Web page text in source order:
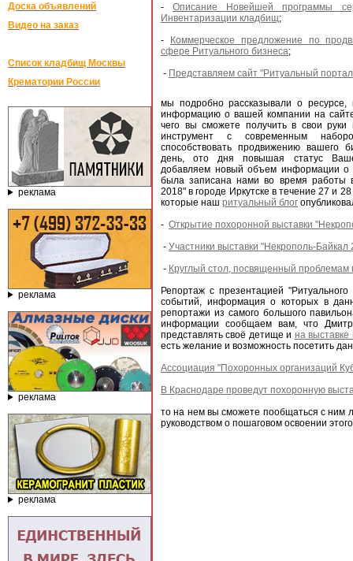
Доска объявлений
Видео на заказ
Список кладбищ Москвы
Крематории России
реклама
реклама
реклама
реклама
-Описание Новейшей программы
Инвентаризации кладбищ;
-
Коммерческое предложение по
сфере Ритуального бизнеса;
- Представляем сайт "Ритуальный
мы подробно рассказывали о ресурсе,
информацию о вашей компании на
чего вы сможете получить в свои
инструмент с современным
способствовать продвижению вашего
день, ото дня повышая статус
добавляем новый объем информации о
была записана нами во время
2018" в городе Иркутске в течение 27 и
которые наш ритуальный блог
- Открытие похоронной выставки
- Участники выставки "Некрополь-Байкал
- Круглый стол, посвященный
Репортаж с презентацией
событий, информация о которых в
репортажи из самого большого
информации сообщаем вам, что
представлять своё детище и на
есть желание и возможность посетить
Ассоциация "Похоронных организаций
В Краснодаре проведут похоронную
то на нем вы сможете пообщаться с ним
руководством о пошаговом освоении